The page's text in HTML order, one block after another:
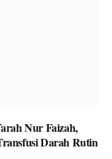
Nur Faizah,
Darah Rutin